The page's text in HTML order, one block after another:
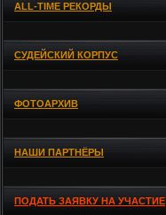
ALL-TIME РЕКОРДЫ
СУДЕЙСКИЙ КОРПУС
ФОТОАРХИВ
НАШИ ПАРТНЁРЫ
ПОДАТЬ ЗАЯВКУ НА УЧАСТИЕ